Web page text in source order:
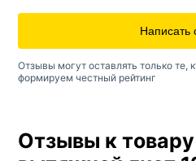
Отзывы к
Написать
Отзывы могут оставлять только те,
формируем честный рейтинг